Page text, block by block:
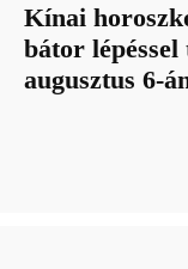
Kínai
bátor
augusztus 6-